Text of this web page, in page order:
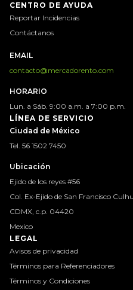
CENTRO DE AYUDA
Reportar Incidencias
Contáctanos
EMAIL
contacto@mercadorento.com
HORARIO
Lun. a Sáb. 9:00 a.m. a 7:00 p.m.
LÍNEA DE SERVICIO
Ciudad de México
Tel. 56 1502 7450
Ubicación
Ejido de los reyes #56
Col. Ex-Ejido de San Francisco
CDMX, c.p. 04420
Mexico
LEGAL
Avisos de privacidad
Términos para Referenciadores
Términos y Condiciones